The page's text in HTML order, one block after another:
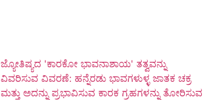
ಜ್ಯೋತಿಷ್ಯದ 'ಕಾರಕೋ ಭಾವನಾಶಾಯ' ತತ್ವವನ್ನು
ವಿವರಿಸುವ ವಿವರಣೆ: ಹನ್ನೆರಡು ಭಾವಗಳುಳ್ಳ ಜಾತಕ ಚಕ್ರ
ಮತ್ತು ಅದನ್ನು ಪ್ರಭಾವಿಸುವ ಕಾರಕ ಗ್ರಹಗಳನ್ನು ತೋರಿಸುವ